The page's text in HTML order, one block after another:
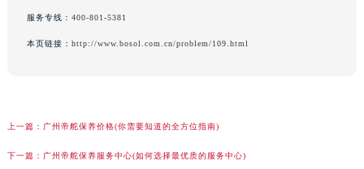
服务专线： 400-801-5381
本页链接： http://www.bosol.com.cn/problem/109.html
上一篇： 广州帝舵保养价格(你需要知道的全方位指南)
下一篇： 广州帝舵保养服务中心(如何选择最优质的服务中心)